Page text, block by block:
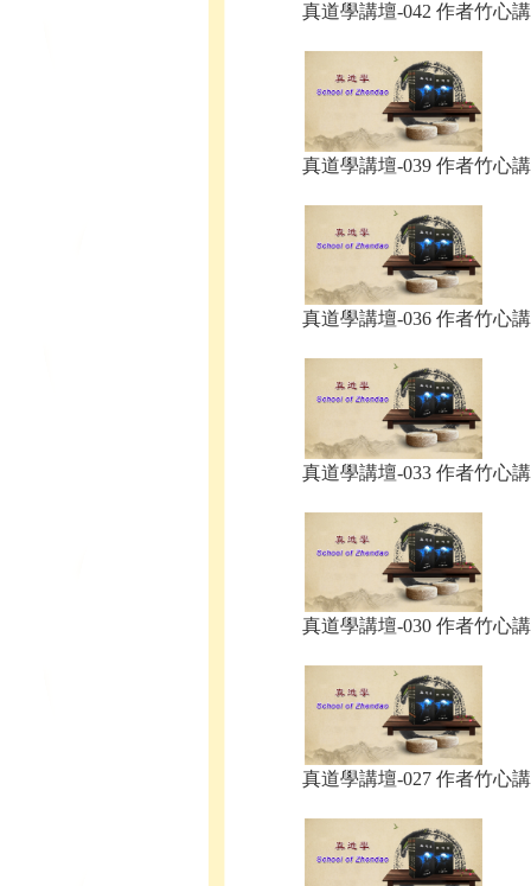
真道學講壇-042 作者竹心
真道學講壇-039 作者竹心
真道學講壇-036 作者竹心
真道學講壇-033 作者竹心
真道學講壇-030 作者竹心
真道學講壇-027 作者竹心